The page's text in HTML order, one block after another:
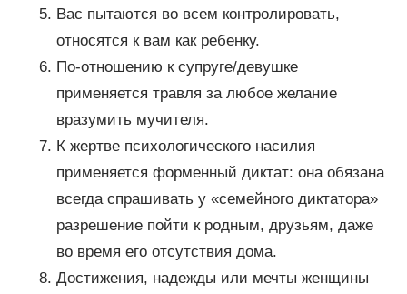
Вас пытаются во всем контролировать,
относятся к вам как ребенку.
По-отношению к супруге/девушке
применяется травля за любое желание
вразумить мучителя.
К жертве психологического насилия
применяется форменный диктат: она обязана
всегда спрашивать у «семейного диктатора»
разрешение пойти к родным, друзьям, даже
во время его отсутствия дома.
Достижения, надежды или мечты женщины